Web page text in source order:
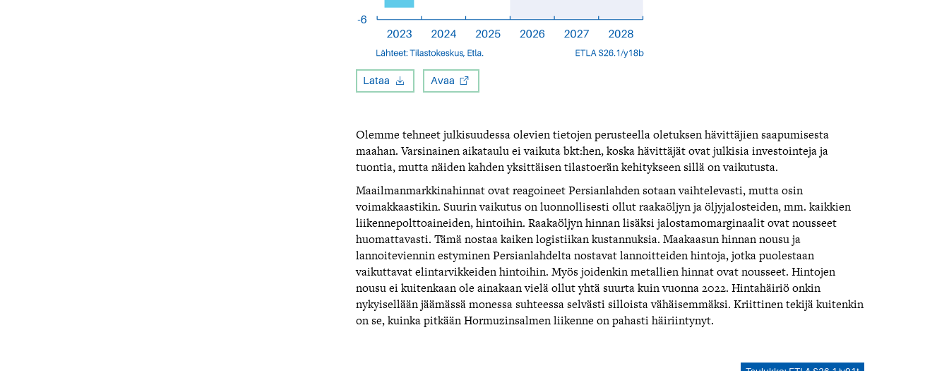
Lataa Avaa
Olemme tehneet julkisuudessa olevien tietojen perusteella oletuksen hävittäjien saapumisesta
maahan. Varsinainen aikataulu ei vaikuta bkt:hen, koska hävittäjät ovat julkisia investointeja ja
tuontia, mutta näiden kahden yksittäisen tilastoerän kehitykseen sillä on vaikutusta.
Maailmanmarkkinahinnat ovat reagoineet Persianlahden sotaan vaihtelevasti, mutta osin
voimakkaastikin. Suurin vaikutus on luonnollisesti ollut raakaöljyn ja öljyjalosteiden, mm. kaikkien
liikennepolttoaineiden, hintoihin. Raakaöljyn hinnan lisäksi jalostamomarginaalit ovat nousseet
huomattavasti. Tämä nostaa kaiken logistiikan kustannuksia. Maakaasun hinnan nousu ja
lannoiteviennin estyminen Persianlahdelta nostavat lannoitteiden hintoja, jotka puolestaan
vaikuttavat elintarvikkeiden hintoihin. Myös joidenkin metallien hinnat ovat nousseet. Hintojen
nousu ei kuitenkaan ole ainakaan vielä ollut yhtä suurta kuin vuonna 2022. Hintahäiriö onkin
nykyisellään jäämässä monessa suhteessa selvästi silloista vähäisemmäksi. Kriittinen tekijä kuitenkin
on se, kuinka pitkään Hormuzinsalmen liikenne on pahasti häiriintynyt.